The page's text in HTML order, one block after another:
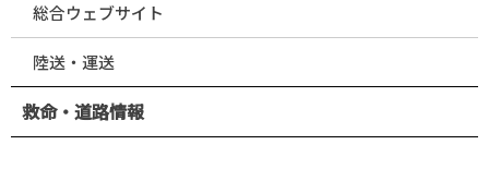
総合ウェブサイト
陸送・運送
救命・道路情報